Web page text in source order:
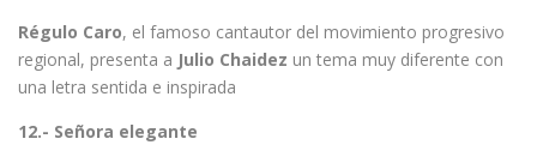
Régulo Caro, el famoso cantautor del movimiento progresivo
regional, presenta a Julio Chaidez un tema muy diferente con
una letra sentida e inspirada
12.- Señora elegante